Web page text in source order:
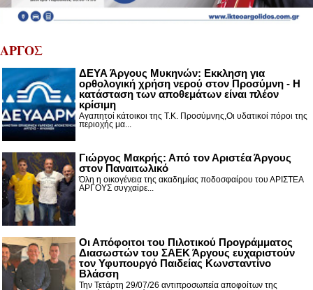
ΑΡΓΟΣ
ΔΕΥΑ Άργους Μυκηνών: Εκκληση για
ορθολογική χρήση νερού στον Προσύμνη - Η
κατάσταση των αποθεμάτων είναι πλέον
κρίσιμη
Αγαπητοί κάτοικοι της Τ.Κ. Προσύμνης,Οι υδατικοί πόροι της
περιοχής μα...
Γιώργος Μακρής: Από τον Αριστέα Άργους
στον Παναιτωλικό
Όλη η οικογένεια της ακαδημίας ποδοσφαίρου του ΑΡΙΣΤΕΑ
ΑΡΓΟΥΣ συγχαίρε...
Οι Απόφοιτοι του Πιλοτικού Προγράμματος
Διασωστών του ΣΑΕΚ Άργους ευχαριστούν
τον Υφυπουργό Παιδείας Κωνσταντίνο
Βλάσση
Την Τετάρτη 29/07/26 αντιπροσωπεία αποφοίτων της